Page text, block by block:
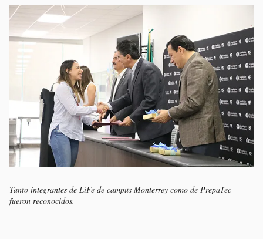
Tanto integrantes de LiFe de campus Monterrey como de PrepaTec
fueron reconocidos.